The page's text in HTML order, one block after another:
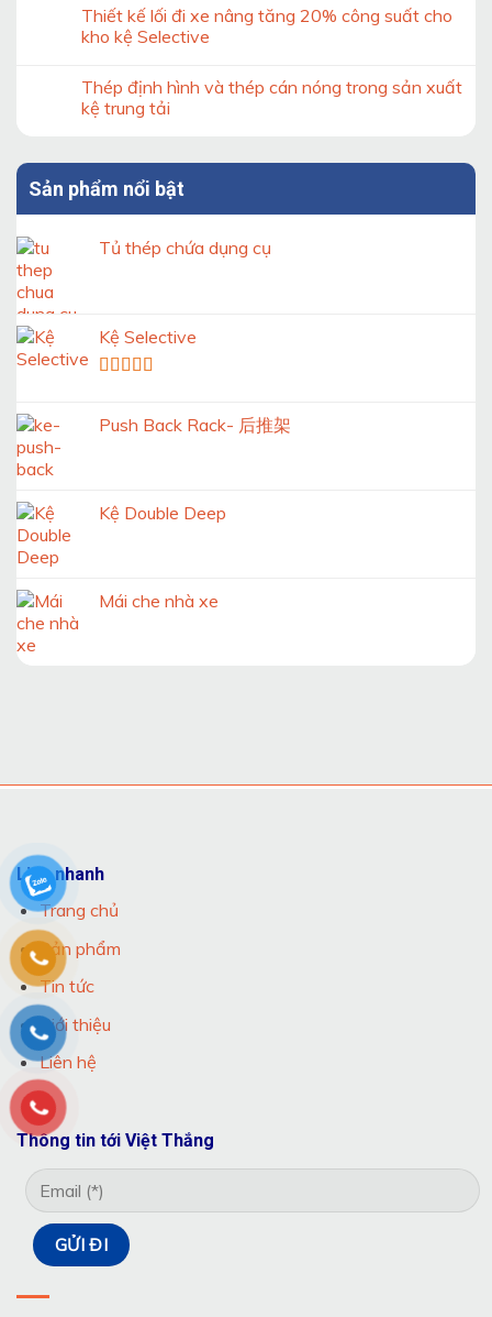
kệ
khung
kệ
theo
Thiết kế lối đi xe nâng tăng 20% công suất cho
kho kệ Selective
Thép định hình và thép cán nóng trong sản xuất
kệ trung tải
Sản phẩm nổi bật
Tủ thép chứa dụng cụ
Kệ Selective
sao
Push Back Rack- 后推架
Kệ Double Deep
Mái che nhà xe
Link nhanh
Trang chủ
Sản phẩm
Tin tức
Giới thiệu
Liên hệ
Thông tin tới Việt Thắng